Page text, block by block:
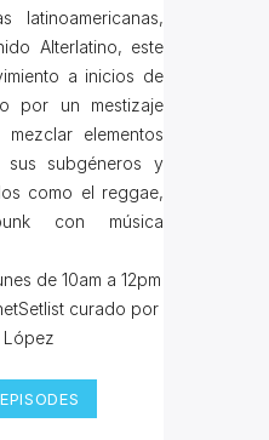
latinoamericanas,
Alterlatino, este
a inicios de
por un mestizaje
elementos
sus subgéneros y
como el reggae,
con música
de 10am a 12pm
curado por
López